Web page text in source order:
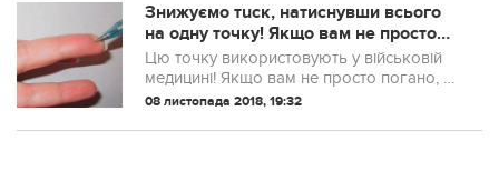
Знижуємо тuск, натиснувши всього
на одну точку! Якщо вам не просто
погано, а жaxливо погано, натисніть
на точку і …
Цю точку використовують у військовій
медицині! Якщо вам не просто погано, а
жаxливо погано, натисніть на точку і …
08 листопада 2018, 19:32